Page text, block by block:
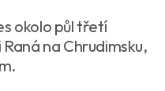
okolo půl třetí
na Chrudimsku,